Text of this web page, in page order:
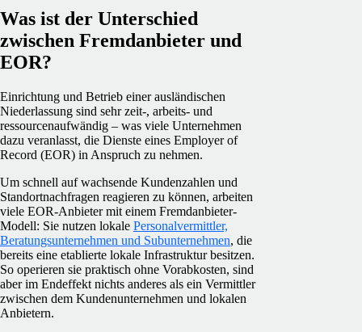
Was ist der Unterschied
zwischen Fremdanbieter und
EOR?
Einrichtung und Betrieb einer ausländischen
Niederlassung sind sehr zeit-, arbeits- und
ressourcenaufwändig – was viele Unternehmen
dazu veranlasst, die Dienste eines Employer of
Record (EOR) in Anspruch zu nehmen.
Um schnell auf wachsende Kundenzahlen und
Standortnachfragen reagieren zu können, arbeiten
viele EOR-Anbieter mit einem Fremdanbieter-
Modell: Sie nutzen lokale Personalvermittler,
Beratungsunternehmen und Subunternehmen, die
bereits eine etablierte lokale Infrastruktur besitzen.
So operieren sie praktisch ohne Vorabkosten, sind
aber im Endeffekt nichts anderes als ein Vermittler
zwischen dem Kundenunternehmen und lokalen
Anbietern.